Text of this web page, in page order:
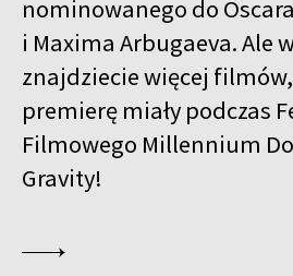
nominowanego do
i Maxima Arbugaeva. Ale
znajdziecie więcej
premierę miały podczas
Filmowego Millennium
Gravity!